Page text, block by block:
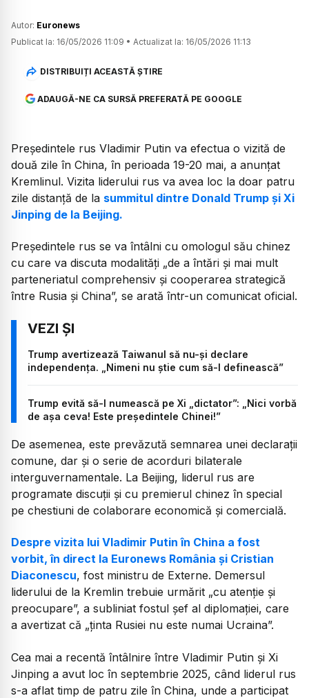
Autor: Euronews
Publicat la: 16/05/2026 11:09 • Actualizat la: 16/05/2026 11:13
DISTRIBUIȚI ACEASTĂ ȘTIRE
ADAUGĂ-NE CA SURSĂ PREFERATĂ PE GOOGLE
Președintele rus Vladimir Putin va efectua o vizită de
două zile în China, în perioada 19-20 mai, a anunțat
Kremlinul. Vizita liderului rus va avea loc la doar patru
zile distanță de la summitul dintre Donald Trump și Xi
Jinping de la Beijing.
Președintele rus se va întâlni cu omologul său chinez
cu care va discuta modalități „de a întări și mai mult
parteneriatul comprehensiv și cooperarea strategică
între Rusia și China”, se arată într-un comunicat oficial.
Trump avertizează Taiwanul să nu-și declare
independența. „Nimeni nu știe cum să-l definească”
Trump evită să-l numească pe Xi „dictator”: „Nici vorbă
de așa ceva! Este președintele Chinei!”
De asemenea, este prevăzută semnarea unei declarații
comune, dar și o serie de acorduri bilaterale
interguvernamentale. La Beijing, liderul rus are
programate discuții și cu premierul chinez în special
pe chestiuni de colaborare economică și comercială.
Despre vizita lui Vladimir Putin în China a fost
vorbit, în direct la Euronews România și Cristian
Diaconescu, fost ministru de Externe. Demersul
liderului de la Kremlin trebuie urmărit „cu atenție și
preocupare”, a subliniat fostul șef al diplomației, care
a avertizat că „ținta Rusiei nu este numai Ucraina”.
Cea mai a recentă întâlnire între Vladimir Putin și Xi
Jinping a avut loc în septembrie 2025, când liderul rus
s-a aflat timp de patru zile în China, unde a participat